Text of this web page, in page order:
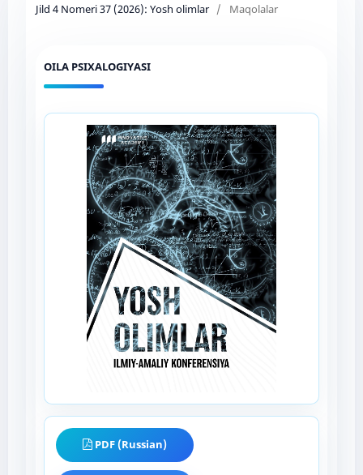
Jild 4 Nomeri 37 (2026): Yosh olimlar / Maqolalar
OILA PSIXALOGIYASI
PDF (Russian)